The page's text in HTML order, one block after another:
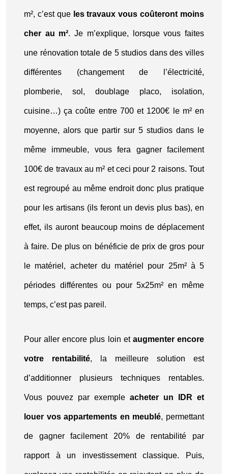
m², c’est que les travaux vous coûteront moins
cher au m². Je m’explique, lorsque vous faites
une rénovation totale de 5 studios dans des villes
différentes (changement de l’électricité,
plomberie, sol, doublage placo, isolation,
cuisine…) ça coûte entre 700 et 1200€ le m² en
moyenne, alors que partir sur 5 studios dans le
même immeuble, vous fera gagner facilement
100€ de travaux au m² et ceci pour 2 raisons. Tout
est regroupé au même endroit donc plus pratique
pour les artisans (ils feront un devis plus bas), en
effet, ils auront beaucoup moins de déplacement
à faire. De plus on bénéficie de prix de gros pour
le matériel, acheter du matériel pour 25m² à 5
périodes différentes ou pour 5x25m² en même
temps, c’est pas pareil.
Pour aller encore plus loin et augmenter encore
votre rentabilité, la meilleure solution est
d’additionner plusieurs techniques rentables.
Vous pouvez par exemple acheter un IDR et
louer vos appartements en meublé, permettant
de gagner facilement 20% de rentabilité par
rapport à un investissement classique. Puis,